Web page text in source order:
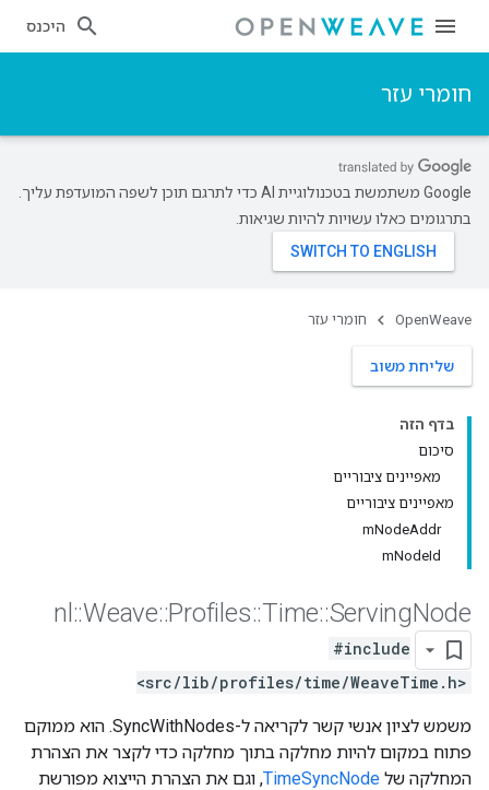
היכנס
חומרי עזר
‫Google משתמשת בטכנולוגיית AI כדי לתרגם תוכן לשפה המועדפת עליך.
בתרגומים כאלו עשויות להיות שגיאות.
OpenWeave חומרי עזר
שליחת משוב
בדף הזה
סיכום
מאפיינים ציבוריים
מאפיינים ציבוריים
mNodeAddr
mNodeId
nl ::Weave::Profiles::Time::ServingNode
#include
<src/lib/profiles/time/WeaveTime.h>
משמש לציון אנשי קשר לקריאה ל-SyncWithNodes. הוא ממוקם
פתוח במקום להיות מחלקה בתוך מחלקה כדי לקצר את הצהרת
המחלקה של TimeSyncNode, וגם את הצהרת הייצוא מפורשת